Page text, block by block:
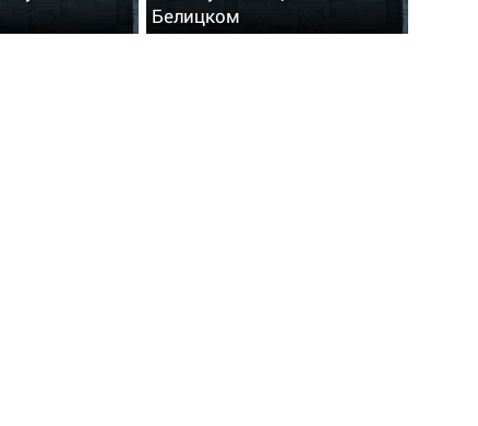
Белицком